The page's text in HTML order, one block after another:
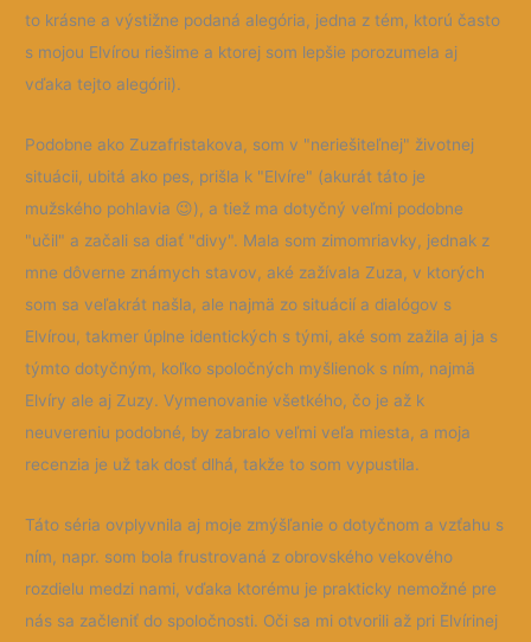
to krásne a výstižne podaná alegória, jedna z tém, ktorú často
s mojou Elvírou riešime a ktorej som lepšie porozumela aj
vďaka tejto alegórii).
Podobne ako Zuzafristakova, som v "neriešiteľnej" životnej
situácii, ubitá ako pes, prišla k "Elvíre" (akurát táto je
mužského pohlavia 😉), a tiež ma dotyčný veľmi podobne
"učil" a začali sa diať "divy". Mala som zimomriavky, jednak z
mne dôverne známych stavov, aké zažívala Zuza, v ktorých
som sa veľakrát našla, ale najmä zo situácií a dialógov s
Elvírou, takmer úplne identických s tými, aké som zažila aj ja s
týmto dotyčným, koľko spoločných myšlienok s ním, najmä
Elvíry ale aj Zuzy. Vymenovanie všetkého, čo je až k
neuvereniu podobné, by zabralo veľmi veľa miesta, a moja
recenzia je už tak dosť dlhá, takže to som vypustila.
Táto séria ovplyvnila aj moje zmýšľanie o dotyčnom a vzťahu s
ním, napr. som bola frustrovaná z obrovského vekového
rozdielu medzi nami, vďaka ktorému je prakticky nemožné pre
nás sa začleniť do spoločnosti. Oči sa mi otvorili až pri Elvírinej